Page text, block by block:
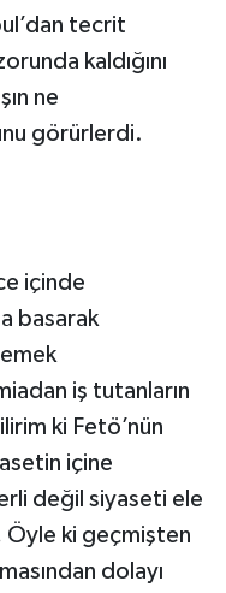
tecrit
kaldığını
ne
görürlerdi.
içinde
basarak
iş tutanların
ki Fetö’nün
içine
değil siyaseti ele
Öyle ki geçmişten
dolayı